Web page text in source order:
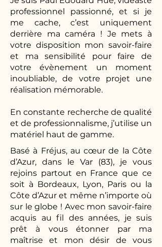
professionnel passionné, et si je
me cache, c’est uniquement
derrière ma caméra ! Je mets à
votre disposition mon savoir-faire
et ma sensibilité pour faire de
votre évènement un moment
inoubliable, de votre projet une
réalisation mémorable.
En constante recherche de qualité
et de professionnalisme, j’utilise un
matériel haut de gamme.
Basé à Fréjus, au cœur de la Côte
d’Azur, dans le Var (83), je vous
rejoins partout en France que ce
soit à Bordeaux, Lyon, Paris ou la
Côte d’Azur et même n’importe où
sur le globe ! Avec mon savoir-faire
acquis au fil des années, je suis
prêt à vous étonner par ma
maîtrise et mon désir de vous